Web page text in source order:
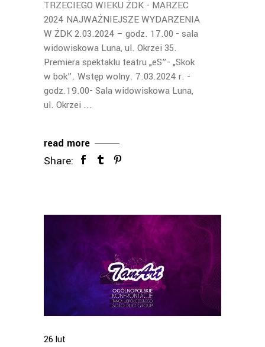
TRZECIEGO WIEKU ŻDK - MARZEC
2024 NAJWAŻNIEJSZE WYDARZENIA
W ŻDK 2.03.2024 – godz. 17.00 - sala
widowiskowa Luna, ul. Okrzei 35.
Premiera spektaklu teatru „eS”- „Skok
w bok”. Wstęp wolny. 7.03.2024 r. -
godz.19.00- Sala widowiskowa Luna,
ul. Okrzei
read more
Share:
26 lut